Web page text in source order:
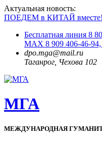
Актуальная новость:
ПОЕДЕМ в КИТАЙ вместе!
Бесплатная линия 8
MAX 8 909 406-46-
dpo.mga@mail.ru
Таганрог, Чехова 102
МГА
МЕЖДУНАРОДНАЯ